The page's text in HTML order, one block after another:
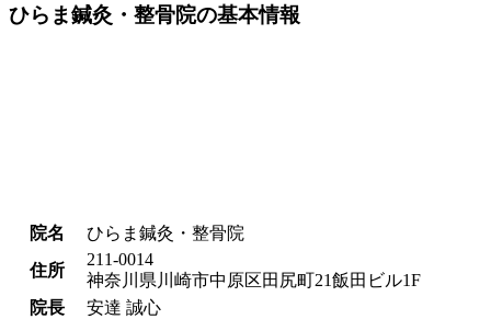
ひらま鍼灸・整骨院の基本情報
院名
ひらま鍼灸・整骨院
住所
211-0014
神奈川県川崎市中原区田尻町21飯田ビル1F
院長
安達 誠心